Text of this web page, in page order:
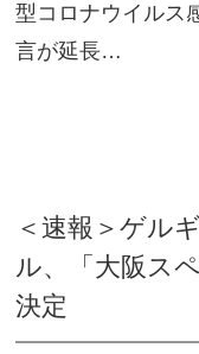
型コロナウイルス
言が延長…
＜速報＞ゲル
ル、「大阪ス
決定